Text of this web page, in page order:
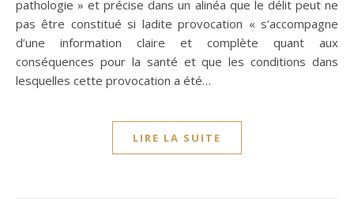
pathologie » et précise dans un alinéa que le délit peut ne
pas être constitué si ladite provocation « s’accompagne
d’une information claire et complète quant aux
conséquences pour la santé et que les conditions dans
lesquelles cette provocation a été…
LIRE LA SUITE